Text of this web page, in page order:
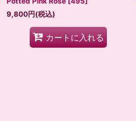
9,800円(税込)
カートに入れる